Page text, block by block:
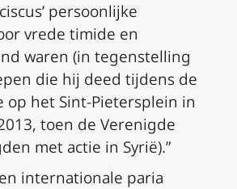
persoonlijke
vrede timide en
waren (in tegenstelling
die hij deed tijdens de
op het Sint-Pietersplein in
toen de Verenigde
met actie in Syrië).”
internationale paria